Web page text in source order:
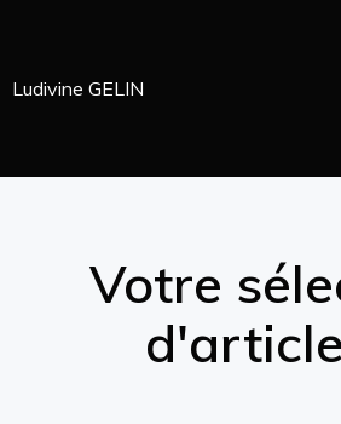
Ludivine GELIN
Votre